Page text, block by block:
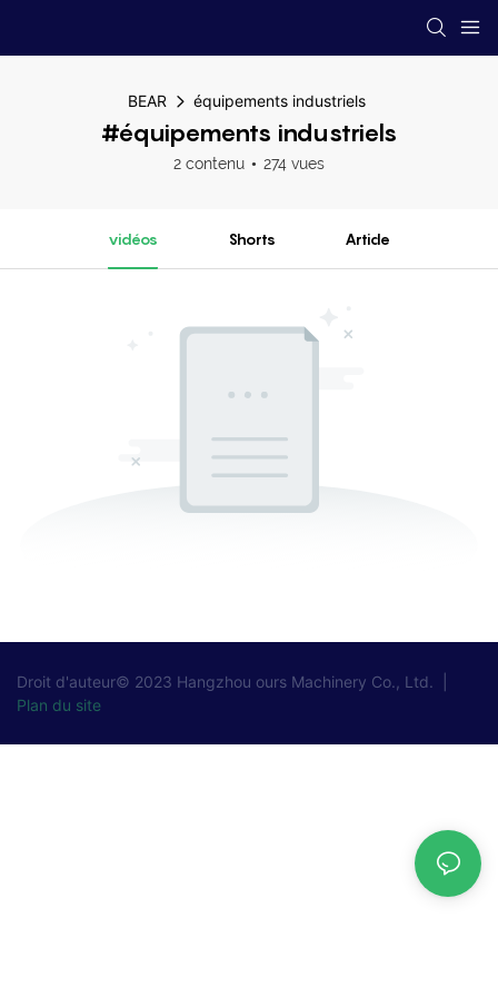
BEAR équipements industriels
#équipements industriels
2 contenu 274 vues
vidéos Shorts Article
Droit d'auteur© 2023 Hangzhou ours Machinery Co., Ltd.
Plan du site